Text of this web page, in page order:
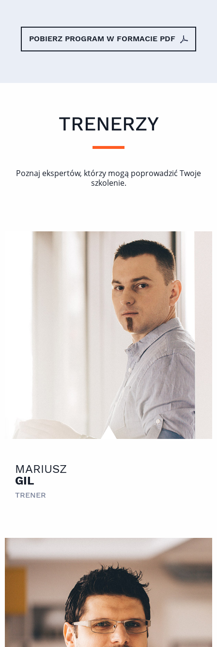
POBIERZ PROGRAM W FORMACIE PDF
TRENERZY
Poznaj ekspertów, którzy mogą poprowadzić Twoje
szkolenie.
MARIUSZ
GIL
TRENER